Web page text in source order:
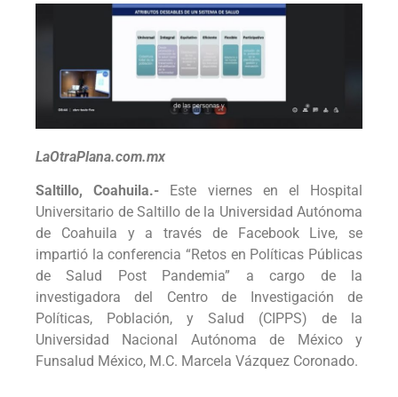
LaOtraPlana.com.mx
Saltillo, Coahuila.- Este viernes en el Hospital
Universitario de Saltillo de la Universidad Autónoma
de Coahuila y a través de Facebook Live, se
impartió la conferencia “Retos en Políticas Públicas
de Salud Post Pandemia” a cargo de la
investigadora del Centro de Investigación de
Políticas, Población, y Salud (CIPPS) de la
Universidad Nacional Autónoma de México y
Funsalud México, M.C. Marcela Vázquez Coronado.